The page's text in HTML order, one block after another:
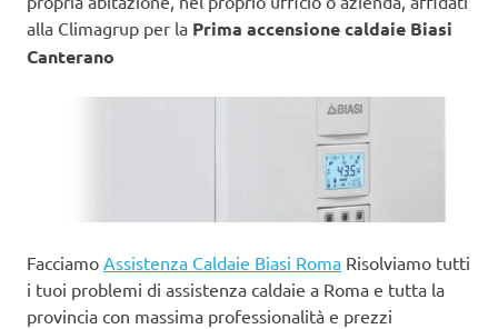
alla Climagrup per la Prima accensione caldaie Biasi
Canterano
Facciamo Assistenza Caldaie Biasi Roma Risolviamo tutti
i tuoi problemi di assistenza caldaie a Roma e tutta la
provincia con massima professionalità e prezzi